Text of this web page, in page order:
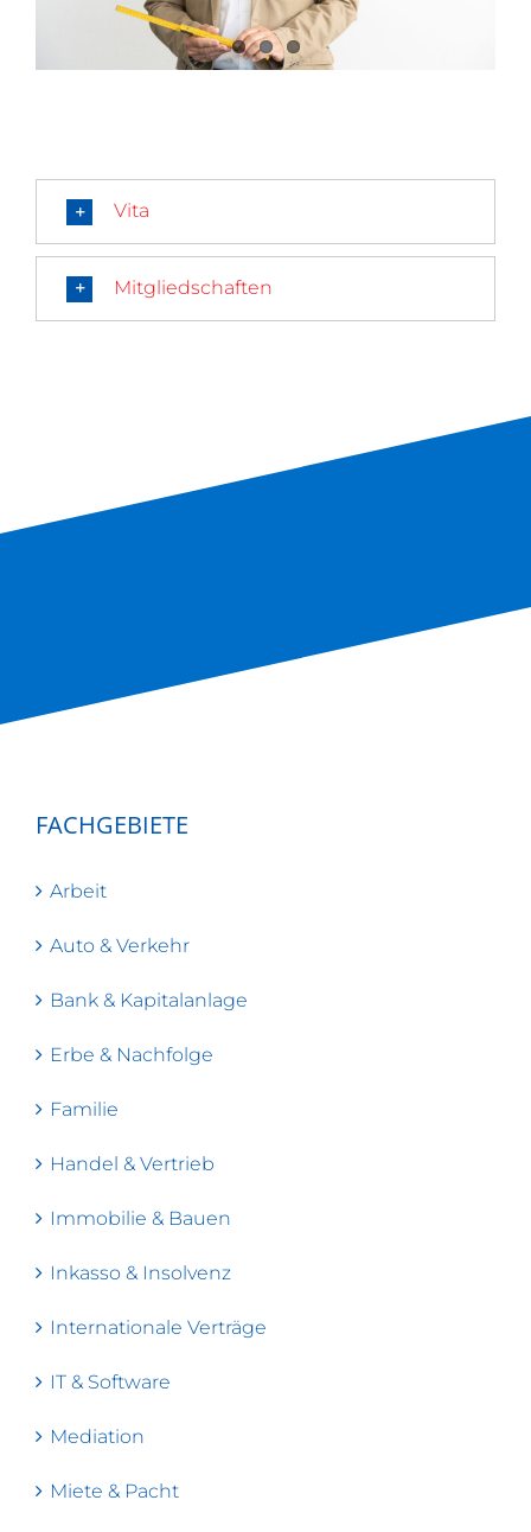
Vita
Mitgliedschaften
FACHGEBIETE
Arbeit
Auto & Verkehr
Bank & Kapitalanlage
Erbe & Nachfolge
Familie
Handel & Vertrieb
Immobilie & Bauen
Inkasso & Insolvenz
Internationale Verträge
IT & Software
Mediation
Miete & Pacht